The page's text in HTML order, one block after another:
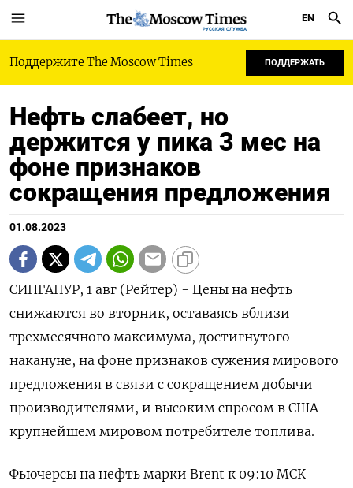
РУССКАЯ СЛУЖБА
EN
Поддержите The Moscow Times ПОДДЕРЖАТЬ
Нефть слабеет, но
держится у пика 3 мес на
фоне признаков
сокращения предложения
01.08.2023
СИНГАПУР, 1 авг (Рейтер) - Цены на нефть
снижаются во вторник, оставаясь вблизи
трехмесячного максимума, достигнутого
накануне, на фоне признаков сужения мирового
предложения в связи с сокращением добычи
производителями, и высоким спросом в США -
крупнейшем мировом потребителе топлива.
Фьючерсы на нефть марки Brent к 09:10 МСК